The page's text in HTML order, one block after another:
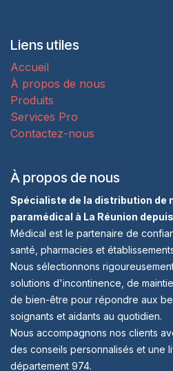
Liens utiles
Accueil
À propos de nous
Produits
Services Pro
Contactez-nous
À propos de nous
Spécialiste de la distribution de
paramédical à La Réunion
Médical est le partenaire de
santé, pharmacies et
Nous sélectionnons
solutions d'incontinence, de
de bien-être pour répondre aux
soignants et aidants au quotidien.
Nous accompagnons nos clients
des conseils personnalisés et une
département 974.